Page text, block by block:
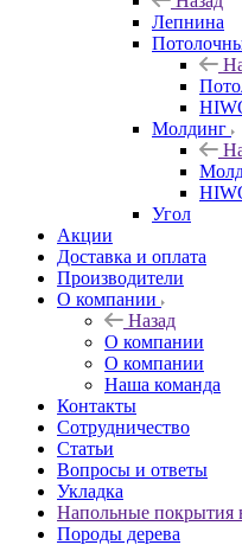
Лепнина
Молдинг
Угол
Акции
Доставка и оплата
Производители
О компании
Назад
О компании
О компании
Наша команда
Контакты
Сотрудничество
Статьи
Вопросы и ответы
Укладка
Напольные покрытия
Породы дерева